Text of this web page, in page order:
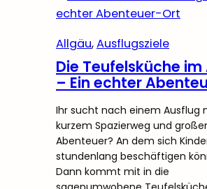
Allgäu, Ausflugsziele
Die Teufelsküche im
– Ein echter
Ihr sucht nach einem Ausflug
kurzem Spazierweg und
Abenteuer? An dem sich
stundenlang beschäftigen
Dann kommt mit in die